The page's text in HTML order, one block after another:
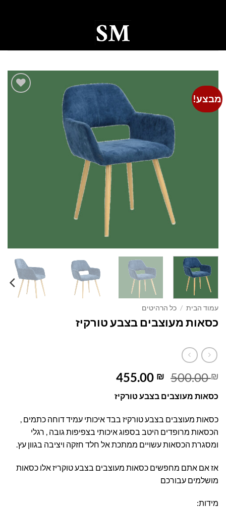
מבצע!
עמוד הבית / כל הרהיטים
כסאות מעוצבים בצבע טורקיז
500.00₪
המחיר
היה:
455.00 ₪
המחיר
הוא:כסאות מעוצבים בצבע טורקיז
כסאות מעוצבים בצבע טורקיז בבד איכותי עמיד דוחה כתמים ,
הכסאות מרופדים היטב בספוג איכותי בצפיפות גובה , רגלי
ומסגרת הכסאות עשויים ממתכת אל חלד חזקה ויציבה בגוון עץ.
אז אם אתם מחפשים כסאות מעוצבים בצבע טוקריז אלו כסאות
מושלמים עבורכם
מידות: